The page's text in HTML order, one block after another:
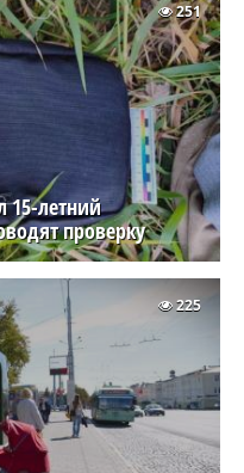
15-летний
проверку
251
225